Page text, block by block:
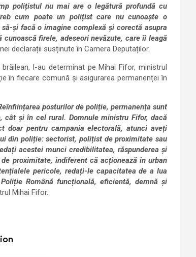
polițistul nu mai are o legătură profundă cu
cum poate un polițist care nu cunoaște o
și facă o imagine complexă și corectă asupra
firele, adeseori nevăzute, care îi leagă
declarații susținute în Camera Deputaților.
l-au determinat pe Mihai Fifor, ministrul
în fiecare comună și asigurarea permanenței în
posturilor de poliție, permanența sunt
și în cel rural. Domnule ministru Fifor, dacă
pentru campania electorală, atunci aveți
din poliție: sectorist, polițist de proximitate sau
acestei munci credibilitatea, răspunderea și
proximitate, indiferent că acționează în urban
pericole, redați-le capacitatea de a lua
Română funcțională, eficientă, demnă și
Mihai Fifor.